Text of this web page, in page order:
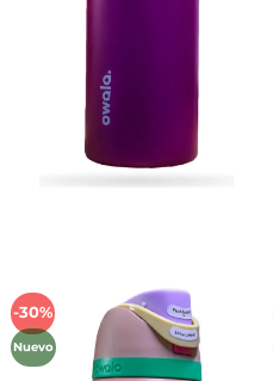
-30%
Nuevo
Añadir
lista de
deseos